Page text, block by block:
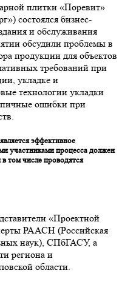
плитки «Поревит»
состоялся бизнес-
и обслуживания
обсудили проблемы в
продукции для объектов
требований при
укладке и
технологии укладки
ошибки при
эффективное
участниками процесса должен
том числе проводятся
«Проектной
РААСН (Российская
наук), СПбГАСУ, а
региона и
области.